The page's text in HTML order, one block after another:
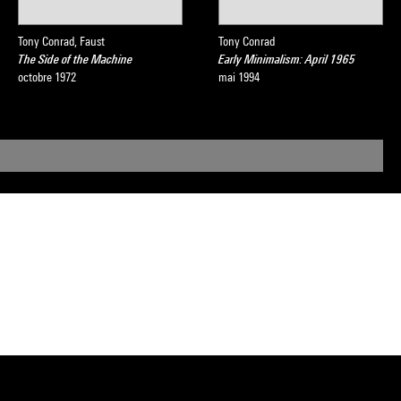
Tony Conrad, Faust
The Side of the Machine
octobre 1972
Tony Conrad
Early Minimalism: April 1965
mai 1994